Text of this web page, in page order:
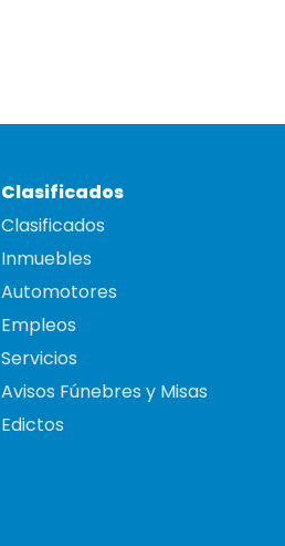
Clasificados
Clasificados
Inmuebles
Automotores
Empleos
Servicios
Avisos Fúnebres y Misas
Edictos